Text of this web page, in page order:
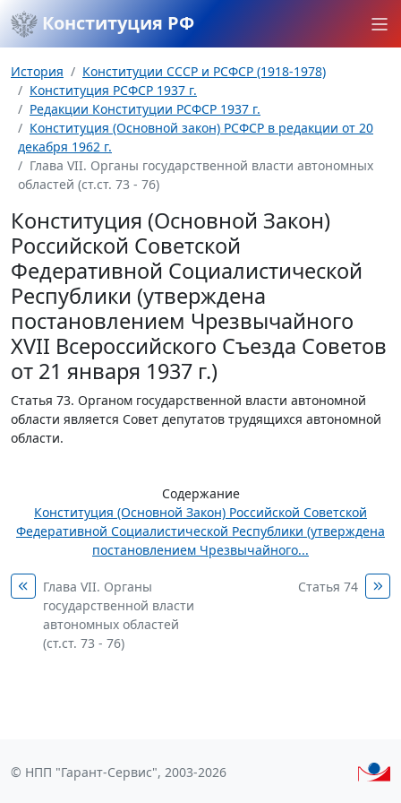
Конституция РФ
История
Конституции СССР и РСФСР (1918-1978)
Конституция РСФСР 1937 г.
Редакции Конституции РСФСР 1937 г.
Конституция (Основной закон) РСФСР в редакции от 20
декабря 1962 г.
Глава VII. Органы государственной власти автономных
областей (ст.ст. 73 - 76)
Конституция (Основной Закон)
Российской Советской
Федеративной Социалистической
Республики (утверждена
постановлением Чрезвычайного
XVII Всероссийского Съезда Советов
от 21 января 1937 г.)
Статья 73. Органом государственной власти автономной
области является Совет депутатов трудящихся автономной
области.
Содержание
Конституция (Основной Закон) Российской Советской
Федеративной Социалистической Республики (утверждена
постановлением Чрезвычайного...
Глава VII. Органы
государственной власти
автономных областей
(ст.ст. 73 - 76)
Статья 74
© НПП "Гарант-Сервис", 2003-2026